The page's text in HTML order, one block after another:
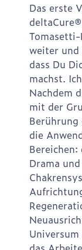
Das erste
Tomasetti-
weiter
dass Du
machst.
Nachdem
mit der
die
Drama